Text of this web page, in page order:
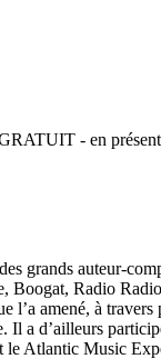
- en
grands auteur-
Boogat, Radio
l’a amené, à
a d’ailleurs
Atlantic Music